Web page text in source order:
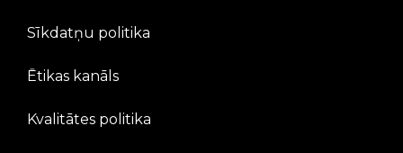
Sīkdatņu politika
Ētikas kanāls
Kvalitātes politika